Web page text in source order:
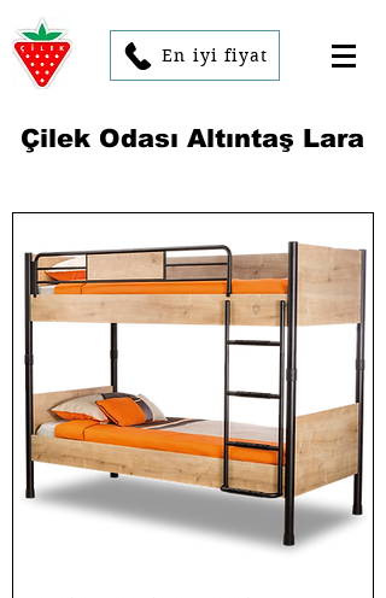
En iyi fiyat
Çilek Odası Altıntaş Lara